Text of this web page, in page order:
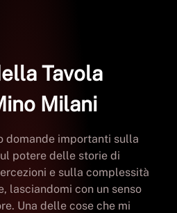
Tavola
Milani
domande importanti sulla
potere delle storie di
e sulla complessità
lasciandomi con un senso
Una delle cose che mi